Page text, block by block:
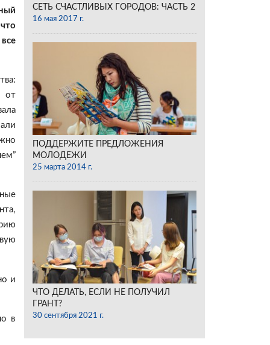
от
и
в
СЕТЬ СЧАСТЛИВЫХ ГОРОДОВ: ЧАСТЬ 2
16 мая 2017 г.
ПОДДЕРЖИТЕ ПРЕДЛОЖЕНИЯ
МОЛОДЕЖИ
25 марта 2014 г.
ЧТО ДЕЛАТЬ, ЕСЛИ НЕ ПОЛУЧИЛ
ГРАНТ?
30 сентября 2021 г.